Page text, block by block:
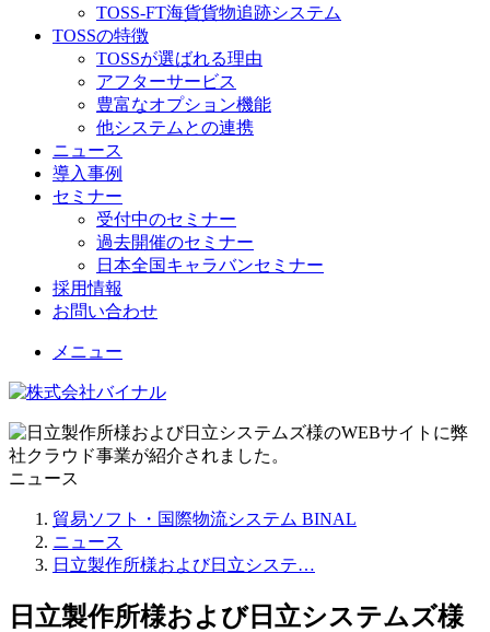
TOSS-FT海貨貨物追跡システム
TOSSの特徴
TOSSが選ばれる理由
アフターサービス
豊富なオプション機能
他システムとの連携
ニュース
導入事例
セミナー
受付中のセミナー
過去開催のセミナー
日本全国キャラバンセミナー
採用情報
お問い合わせ
メニュー
ニュース
貿易ソフト・国際物流システム BINAL
ニュース
日立製作所様および日立システ…
日立製作所様および日立システムズ様